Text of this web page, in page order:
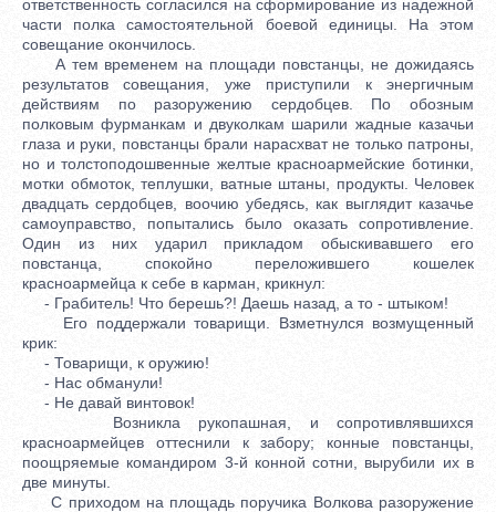
ответственность согласился на сформирование из надежной
части полка самостоятельной боевой единицы. На этом
совещание окончилось.
А тем временем на площади повстанцы, не дожидаясь
результатов совещания, уже приступили к энергичным
действиям по разоружению сердобцев. По обозным
полковым фурманкам и двуколкам шарили жадные казачьи
глаза и руки, повстанцы брали нарасхват не только патроны,
но и толстоподошвенные желтые красноармейские ботинки,
мотки обмоток, теплушки, ватные штаны, продукты. Человек
двадцать сердобцев, воочию убедясь, как выглядит казачье
самоуправство, попытались было оказать сопротивление.
Один из них ударил прикладом обыскивавшего его
повстанца, спокойно переложившего кошелек
красноармейца к себе в карман, крикнул:
- Грабитель! Что берешь?! Даешь назад, а то - штыком!
Его поддержали товарищи. Взметнулся возмущенный
крик:
- Товарищи, к оружию!
- Нас обманули!
- Не давай винтовок!
Возникла рукопашная, и сопротивлявшихся
красноармейцев оттеснили к забору; конные повстанцы,
поощряемые командиром 3-й конной сотни, вырубили их в
две минуты.
С приходом на площадь поручика Волкова разоружение